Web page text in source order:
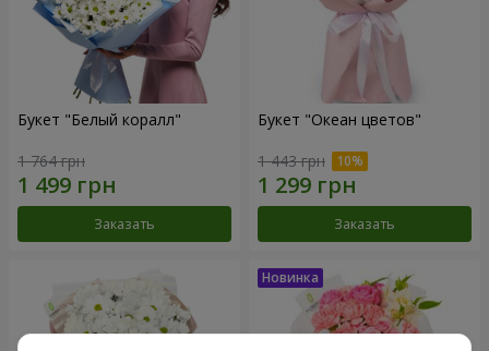
Букет "Белый коралл"
1 764 грн
Заказать
Букет "Океан цветов"
1 443 грн
Заказать